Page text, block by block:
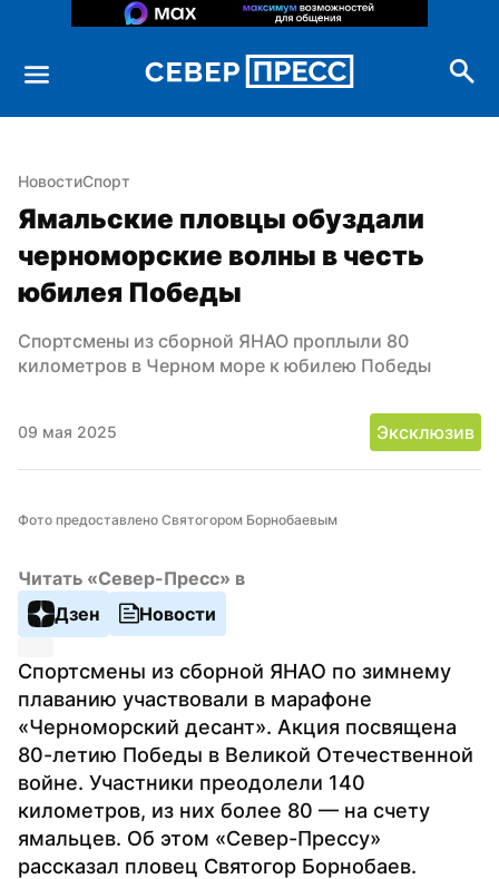
НовостиСпорт
Ямальские пловцы обуздали
черноморские волны в честь
юбилея Победы
Спортсмены из сборной ЯНАО проплыли 80
километров в Черном море к юбилею Победы
09 мая 2025 Эксклюзив
Фото предоставлено Святогором Борнобаевым
Читать «Север-Пресс» в
Дзен
Новости
Спортсмены из сборной ЯНАО по зимнему
плаванию участвовали в марафоне
«Черноморский десант». Акция посвящена
80-летию Победы в Великой Отечественной
войне. Участники преодолели 140
километров, из них более 80 — на счету
ямальцев. Об этом «Север-Прессу»
рассказал пловец Святогор Борнобаев.